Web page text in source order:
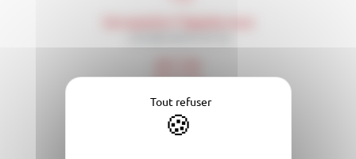
Besoin d'un conseil ?
Adressez-nous un email
Tout refuser